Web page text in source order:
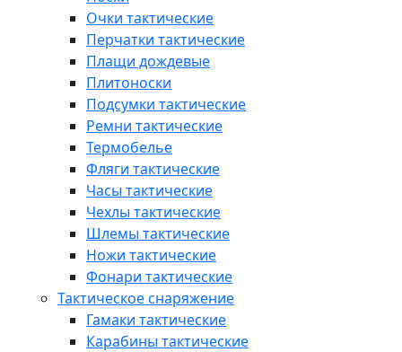
Очки тактические
Перчатки тактические
Плащи дождевые
Плитоноски
Подсумки тактические
Ремни тактические
Термобелье
Фляги тактические
Часы тактические
Чехлы тактические
Шлемы тактические
Ножи тактические
Фонари тактические
Тактическое снаряжение
Гамаки тактические
Карабины тактические